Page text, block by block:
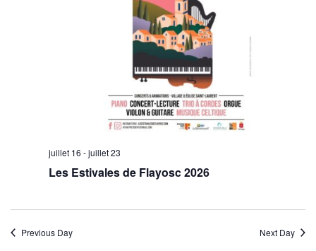
juillet 16 -juillet 23
Les Estivales de Flayosc 2026
Previous Day Next Day